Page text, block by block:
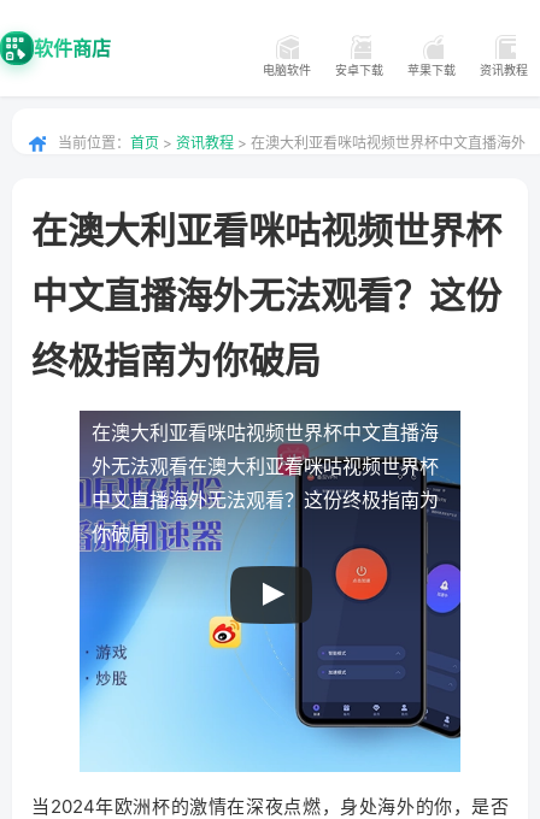
软件商店
电脑软件 安卓下载 苹果下载 资讯教程
当前位置： 首页 > 资讯教程 > 在澳大利亚看咪咕视频世界杯中文直播海外
在澳大利亚看咪咕视频世界杯
中文直播海外无法观看？这份
终极指南为你破局
在澳大利亚看咪咕视频世界杯中文直播海
外无法观看在澳大利亚看咪咕视频世界杯
中文直播海外无法观看？这份终极指南为
你破局
当2024年欧洲杯的激情在深夜点燃，身处海外的你，是否